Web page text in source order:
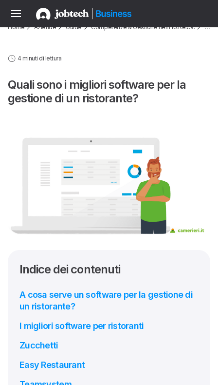
Home Aziende Guide Competenze & Gestione nell'Ho.Re.Ca. …
4 minuti di lettura
Quali sono i migliori software per la
gestione di un ristorante?
Indice dei contenuti
A cosa serve un software per la gestione di
un ristorante?
I migliori software per ristoranti
Zucchetti
Easy Restaurant